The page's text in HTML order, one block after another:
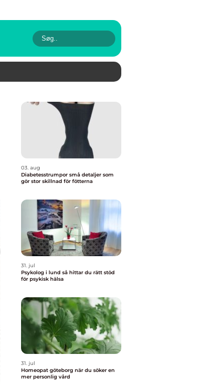
03. aug
Diabetesstrumpor små detaljer som
gör stor skillnad för fötterna
31. jul
Psykolog i lund så hittar du rätt stöd
för psykisk hälsa
31. jul
Homeopat göteborg när du söker en
mer personlig vård